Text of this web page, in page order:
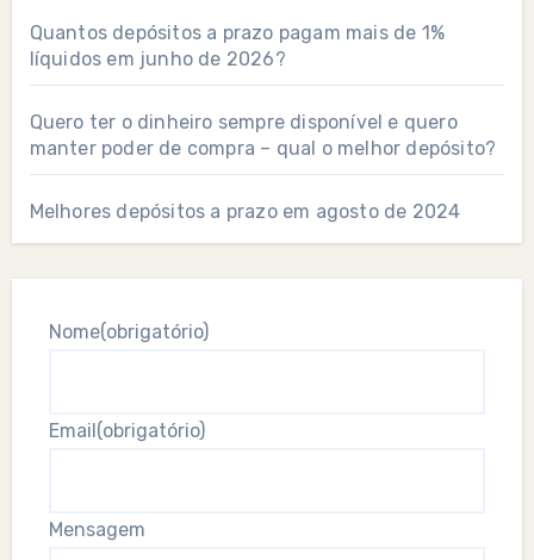
Quantos depósitos a prazo pagam mais de 1%
líquidos em junho de 2026?
Quero ter o dinheiro sempre disponível e quero
manter poder de compra – qual o melhor depósito?
Melhores depósitos a prazo em agosto de 2024
Nome(obrigatório)
Email (obrigatório)
Mensagem